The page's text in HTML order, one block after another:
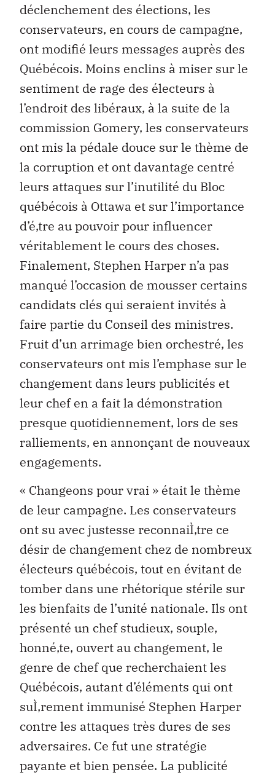
déclenchement des élections, les
conservateurs, en cours de campagne,
ont modifié leurs messages auprès des
Québécois. Moins enclins à miser sur le
sentiment de rage des électeurs à
l’endroit des libéraux, à la suite de la
commission Gomery, les conservateurs
ont mis la pédale douce sur le thème de
la corruption et ont davantage centré
leurs attaques sur l’inutilité du Bloc
québécois à Ottawa et sur l’importance
d’é‚tre au pouvoir pour influencer
véritablement le cours des choses.
Finalement, Stephen Harper n’a pas
manqué l’occasion de mousser certains
candidats clés qui seraient invités à
faire partie du Conseil des ministres.
Fruit d’un arrimage bien orchestré, les
conservateurs ont mis l’emphase sur le
changement dans leurs publicités et
leur chef en a fait la démonstration
presque quotidiennement, lors de ses
ralliements, en annonçant de nouveaux
engagements.
« Changeons pour vrai » était le thème
de leur campagne. Les conservateurs
ont su avec justesse reconnaiÌ‚tre ce
désir de changement chez de nombreux
électeurs québécois, tout en évitant de
tomber dans une rhétorique stérile sur
les bienfaits de l’unité nationale. Ils ont
présenté un chef studieux, souple,
honné‚te, ouvert au changement, le
genre de chef que recherchaient les
Québécois, autant d’éléments qui ont
suÌ‚rement immunisé Stephen Harper
contre les attaques très dures de ses
adversaires. Ce fut une stratégie
payante et bien pensée. La publicité